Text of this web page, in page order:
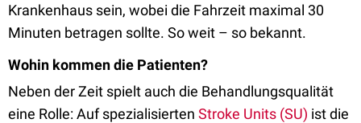
Krankenhaus sein, wobei die Fahrzeit maximal 30
Minuten betragen sollte. So weit – so bekannt.
Wohin kommen die Patienten?
Neben der Zeit spielt auch die Behandlungsqualität
eine Rolle: Auf spezialisierten Stroke Units (SU) ist die